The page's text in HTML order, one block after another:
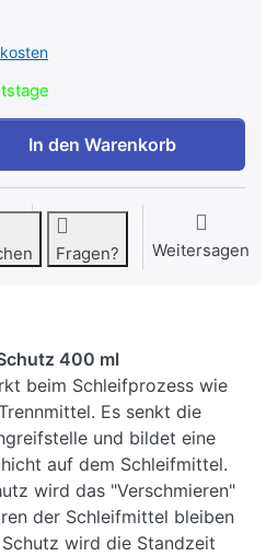
Alu-Schleif Schutz 400 ml zu
In den Warenkorb
Fragen? Weitersagen
400 ml
beim Schleifprozess wie
Es senkt die
und bildet eine
auf dem Schleifmittel.
wird das "Verschmieren"
der Schleifmittel bleiben
wird die Standzeit